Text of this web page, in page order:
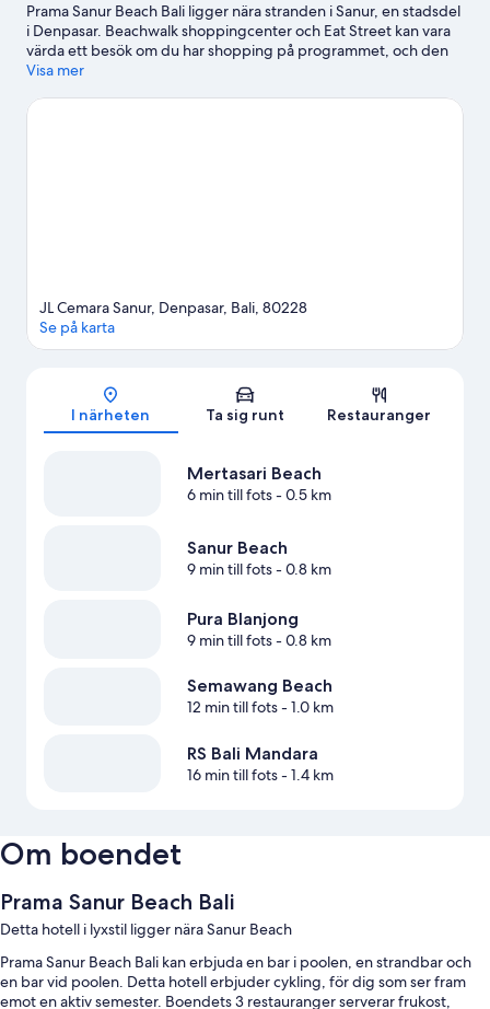
Prama Sanur Beach Bali ligger nära stranden i Sanur, en stadsdel
i Denpasar. Beachwalk shoppingcenter och Eat Street kan vara
värda ett besök om du har shopping på programmet, och den
som föredrar att uppleva områdets vackra natur kan utforska
safaripark är också värda ett besök. Upplev vattenäventyr som
Visa mer
Karta
JL Cemara Sanur, Denpasar, Bali, 80228
Se på karta
I närheten Ta sig runt Restauranger
Mertasari Beach
6 min till fots- 0.5 km
Sanur Beach
9 min till fots- 0.8 km
Pura Blanjong
9 min till fots- 0.8 km
Semawang Beach
12 min till fots- 1.0 km
RS Bali Mandara
16 min till fots- 1.4 km
Om boendet
Prama Sanur Beach Bali
Detta hotell i lyxstil ligger nära Sanur Beach
Prama Sanur Beach Bali kan erbjuda en bar i poolen, en strandbar och
en bar vid poolen. Detta hotell erbjuder cykling, för dig som ser fram
emot en aktiv semester. Boendets 3 restauranger serverar frukost,